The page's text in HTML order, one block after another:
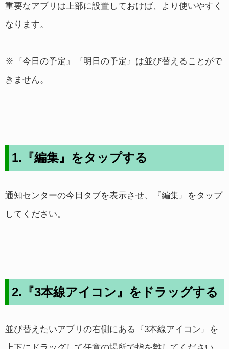
重要なアプリは上部に設置しておけば、より使いやすく
なります。
※『今日の予定』『明日の予定』は並び替えることがで
きません。
1.『編集』をタップする
通知センターの今日タブを表示させ、『編集』をタップ
してください。
2.『3本線アイコン』をドラッグする
並び替えたいアプリの右側にある『3本線アイコン』を